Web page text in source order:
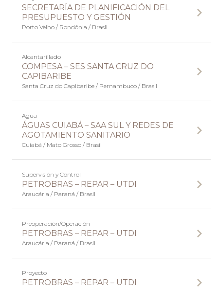
SECRETARÍA DE PLANIFICACIÓN DEL
PRESUPUESTO Y GESTIÓN
Porto Velho / Rondônia / Brasil
Alcantarillado
COMPESA – SES SANTA CRUZ DO
CAPIBARIBE
Santa Cruz do Capibaribe / Pernambuco / Brasil
Agua
ÁGUAS CUIABÁ – SAA SUL Y REDES DE
AGOTAMIENTO SANITARIO
Cuiabá / Mato Grosso / Brasil
Supervisión y Control
PETROBRAS – REPAR – UTDI
Araucária / Paraná / Brasil
Preoperación/Operación
PETROBRAS – REPAR – UTDI
Araucária / Paraná / Brasil
Proyecto
PETROBRAS – REPAR – UTDI